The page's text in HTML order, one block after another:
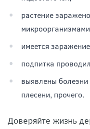
растение
имеется
подпитка
выявлены
плесени, прочего.
Доверяйте жизнь